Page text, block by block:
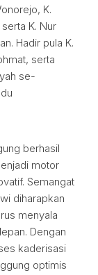
K.
K. Nur
Hadir pula K.
serta
se-
berhasil
motor
Semangat
diharapkan
menyala
Dengan
kaderisasi
optimis